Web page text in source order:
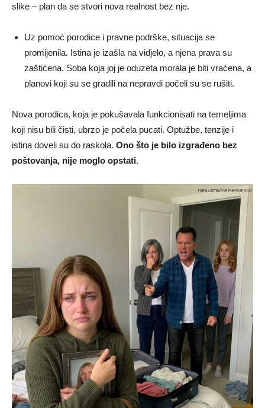
slike – plan da se stvori nova realnost bez nje.
Uz pomoć porodice i pravne podrške, situacija se
promijenila. Istina je izašla na vidjelo, a njena prava su
zaštićena. Soba koja joj je oduzeta morala je biti vraćena, a
planovi koji su se gradili na nepravdi počeli su se rušiti.
Nova porodica, koja je pokušavala funkcionisati na temeljima
koji nisu bili čisti, ubrzo je počela pucati. Optužbe, tenzije i
istina doveli su do raskola. Ono što je bilo izgrađeno bez
poštovanja, nije moglo opstati.